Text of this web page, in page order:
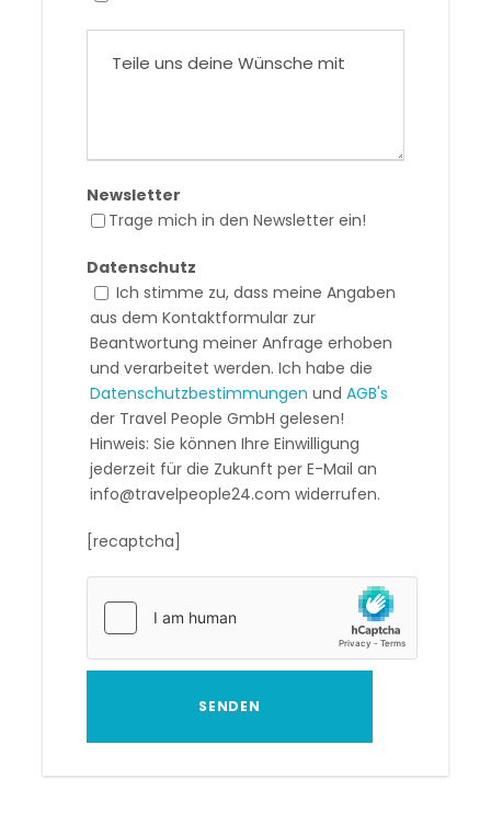
Newsletter
Trage mich in den Newsletter ein!
Datenschutz
Ich stimme zu, dass meine Angaben
aus dem Kontaktformular zur
Beantwortung meiner Anfrage erhoben
und verarbeitet werden. Ich habe die
Datenschutzbestimmungen und AGB's
der Travel People GmbH gelesen!
Hinweis: Sie können Ihre Einwilligung
jederzeit für die Zukunft per E-Mail an
info@travelpeople24.com widerrufen.
[recaptcha]